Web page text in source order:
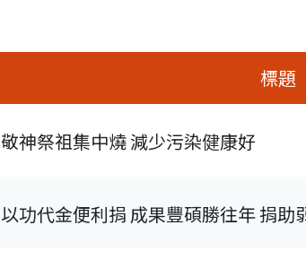
標題
敬神祭祖集中燒 減少污染健康好
以功代金便利捐 成果豐碩勝往年 捐助